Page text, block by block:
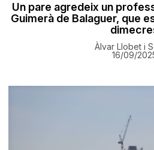
Un pare agredeix un
Guimerà de Balaguer, que
Àlvar Llobet i
16/09/